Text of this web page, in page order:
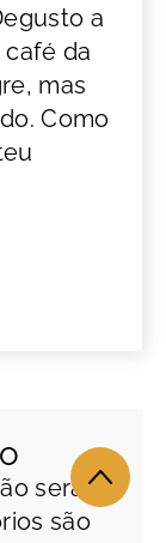
a
da
mas
Como
será
são